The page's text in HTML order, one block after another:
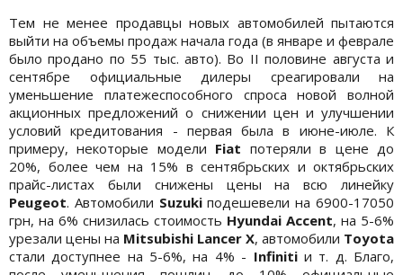
Тем не менее продавцы новых автомобилей пытаются
выйти на объемы продаж начала года (в январе и феврале
было продано по 55 тыс. авто). Во II половине августа и
сентябре официальные дилеры среагировали на
уменьшение платежеспособного спроса новой волной
акционных предложений о снижении цен и улучшении
условий кредитования - первая была в июне-июле. К
примеру, некоторые модели Fiat потеряли в цене до
20%, более чем на 15% в сентябрьских и октябрьских
прайс-листах были снижены цены на всю линейку
Peugeot. Автомобили Suzukiподешевели на 6900-17050
грн, на 6% снизилась стоимость Hyundai Accent, на 5-6%
урезали цены на Mitsubishi Lancer Х, автомобили Toyota
стали доступнее на 5-6%, на 4% - Infinitiи т. д. Благо,